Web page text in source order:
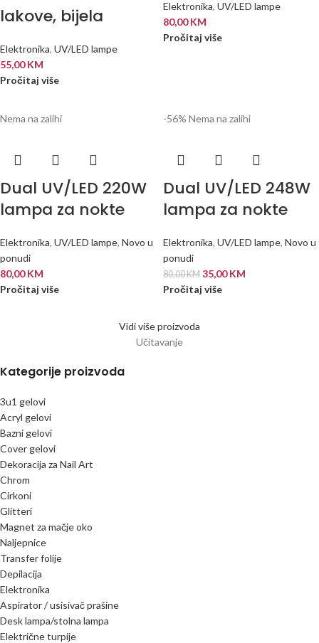
Kategorije proizvoda
3u1 gelovi
Acryl gelovi
Bazni gelovi
Cover gelovi
Dekoracija za Nail Art
Chrom
Cirkoni
Glitteri
Magnet za mačje oko
Naljepnice
Transfer folije
Depilacija
Elektronika
Aspirator / usisivač prašine
Desk lampa/stolna lampa
Električne turpije
lakove, bijela
Elektronika, UV/LED lampe
55,00KM
Pročitaj više
Elektronika, UV/LED lampe
80,00KM
Pročitaj više
Nema na zalihi
Dual UV/LED 220W
lampa za nokte
Elektronika, UV/LED lampe, Novo u
ponudi
80,00KM
Pročitaj više
-56% Nema na zalihi
Dual UV/LED 248W
lampa za nokte
Elektronika, UV/LED lampe, Novo u
ponudi
80,00KM 35,00KM
Pročitaj više
Vidi više proizvoda
Učitavanje